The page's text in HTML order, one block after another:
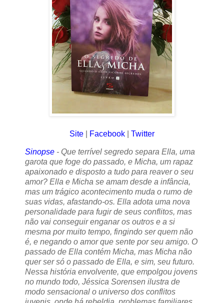
Site Facebook Twitter
Sinopse - Que terrível segredo separa Ella, uma
garota que foge do passado, e Micha, um rapaz
apaixonado e disposto a tudo para reaver o seu
amor? Ella e Micha se amam desde a infância,
mas um trágico acontecimento muda o rumo de
suas vidas, afastando-os. Ella adota uma nova
personalidade para fugir de seus conflitos, mas
não vai conseguir enganar os outros e a si
mesma por muito tempo, fingindo ser quem não
é, e negando o amor que sente por seu amigo. O
passado de Ella contém Micha, mas Micha não
quer ser só o passado de Ella, e sim, seu futuro.
Nessa história envolvente, que empolgou jovens
no mundo todo, Jéssica Sorensen ilustra de
modo sensacional o universo dos conflitos